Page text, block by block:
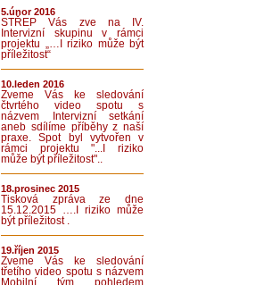
5.únor 2016
STŘEP Vás zve na IV.
Intervizní skupinu v rámci
projektu „…I riziko může být
příležitost“
10.leden 2016
Zveme Vás ke sledování
čtvrtého video spotu s
názvem Intervizní setkání
aneb sdílíme příběhy z naší
praxe. Spot byl vytvořen v
rámci projektu "...I riziko
může být příležitost"..
18.prosinec 2015
Tisková zpráva ze dne
15.12.2015 ….I riziko může
být příležitost .
19.říjen 2015
Zveme Vás ke sledování
třetího video spotu s názvem
Mobilní tým pohledem